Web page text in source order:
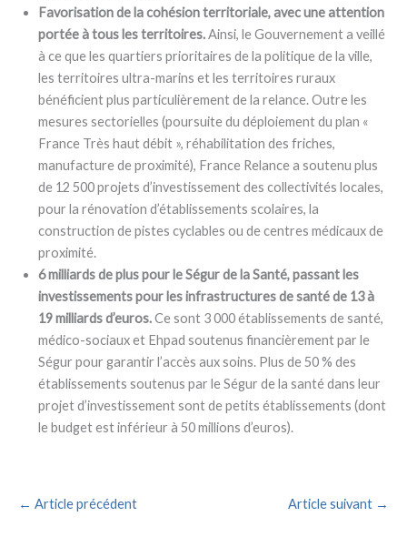
Favorisation de la cohésion territoriale, avec une attention
portée à tous les territoires.Ainsi, le Gouvernement a veillé
à ce que les quartiers prioritaires de la politique de la ville,
les territoires ultra-marins et les territoires ruraux
bénéficient plus particulièrement de la relance. Outre les
mesures sectorielles (poursuite du déploiement du plan «
France Très haut débit », réhabilitation des friches,
manufacture de proximité), France Relance a soutenu plus
de 12 500 projets d’investissement des collectivités locales,
pour la rénovation d’établissements scolaires, la
construction de pistes cyclables ou de centres médicaux de
proximité.
6 milliards de plus pour le Ségur de la Santé, passant les
investissements pour les infrastructures de santé de 13 à
19 milliards d’euros.Ce sont 3 000 établissements de santé,
médico-sociaux et Ehpad soutenus financièrement par le
Ségur pour garantir l’accès aux soins. Plus de 50 % des
établissements soutenus par le Ségur de la santé dans leur
projet d’investissement sont de petits établissements (dont
le budget est inférieur à 50 millions d’euros).
← Article précédent Article suivant →